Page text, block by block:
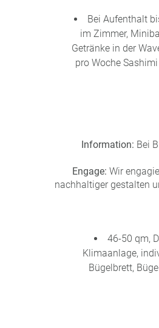
Bei Aufenthalt
im Zimmer,
Getränke in der
pro Woche
Information: Bei
Engage: Wir
nachhaltiger gestalten
46-50 qm,
Klimaanlage,
Bügelbrett,